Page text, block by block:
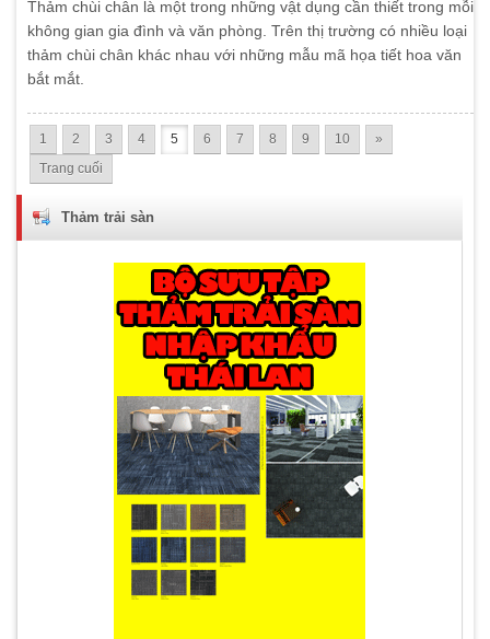
Thảm chùi chân là một trong những vật dụng cần thiết trong mỗi
không gian gia đình và văn phòng. Trên thị trường có nhiều loại
thảm chùi chân khác nhau với những mẫu mã họa tiết hoa văn
bắt mắt.
1 2 3 4 5 6 7 8 9 10
»
Trang cuối
Thảm trải sàn